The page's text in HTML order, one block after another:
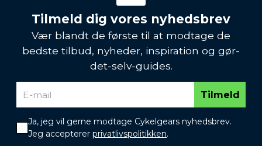
Tilmeld dig vores nyhedsbrev
Vær blandt de første til at modtage de
bedste tilbud, nyheder, inspiration og gør-
det-selv-guides.
Tilmeld
Ja, jeg vil gerne modtage Cykelgears nyhedsbrev.
Jeg accepterer privatlivspolitikken.